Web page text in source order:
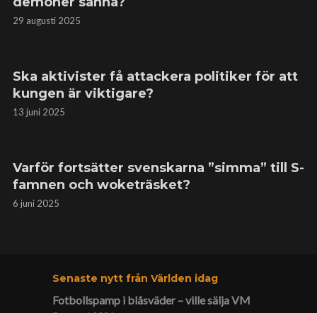
29 augusti 2025
Ska aktivister få attackera politiker för att
kungen är viktigare?
13 juni 2025
Varför fortsätter svenskarna ”simma” till S-
famnen och woketräsket?
6 juni 2025
Senaste nytt från Världen idag
Fotbollspamp i blåsväder – ville sälja VM